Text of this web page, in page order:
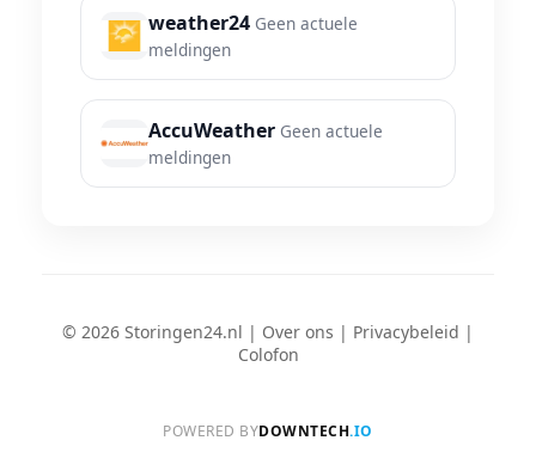
weather24 Geen actuele
meldingen
AccuWeather Geen actuele
meldingen
© 2026 Storingen24.nl | Over ons | Privacybeleid |
Colofon
POWERED BYDOWNTECH.IO